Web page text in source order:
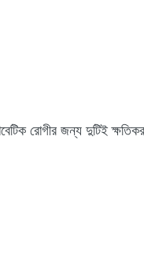
রোগীর জন্য দুটিই